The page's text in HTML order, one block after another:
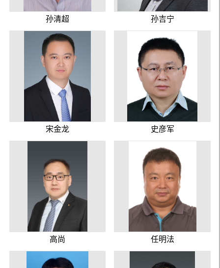
孙清超 孙吉宁
宋金龙 史彦军
高尚 任明法